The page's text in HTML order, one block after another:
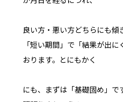
良い方・悪い方どちらにも傾
「短い期間」で「結果が出
おります。とにもかく
にも、まずは「基礎固め」で